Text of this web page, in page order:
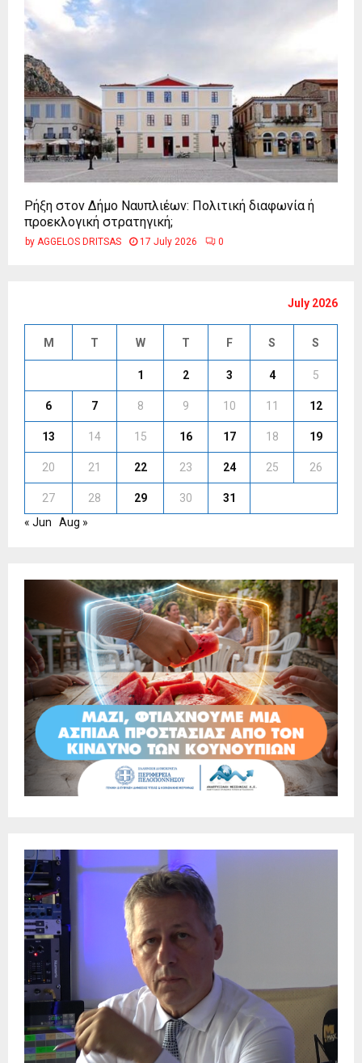
Ρήξη στον Δήμο Ναυπλιέων: Πολιτική διαφωνία ή
προεκλογική στρατηγική;
by AGGELOS DRITSAS 17 July 2026 0
July 2026
M T W T F S S
1 2 3 4 5
6 7 8 9 10 11 12
13 14 15 16 17 18 19
20 21 22 23 24 25 26
27 28 29 30
31
« Jun
Aug »